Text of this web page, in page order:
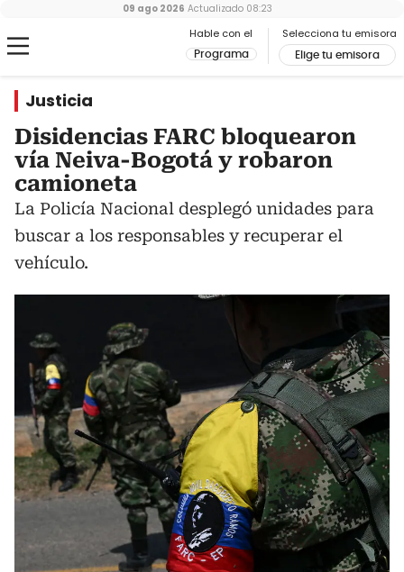
Hable con el
Programa
Selecciona tu emisora
Elige tu emisora
09 ago 2026 Actualizado 08:23
Justicia
Disidencias FARC bloquearon
vía Neiva-Bogotá y robaron
camioneta
La Policía Nacional desplegó unidades para
buscar a los responsables y recuperar el
vehículo.